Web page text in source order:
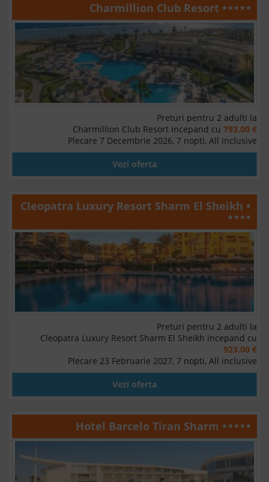
Charmillion Club Resort
Preturi pentru 2 adulti la
Charmillion Club Resort incepand cu 793.00 €
Plecare 7 Decembrie 2026, 7 nopti, All inclusive
Vezi oferta
Cleopatra Luxury Resort Sharm El Sheikh
Preturi pentru 2 adulti la
Cleopatra Luxury Resort Sharm El Sheikh incepand cu
923.00 €
Plecare 23 Februarie 2027, 7 nopti, All inclusive
Vezi oferta
Hotel Barcelo Tiran Sharm